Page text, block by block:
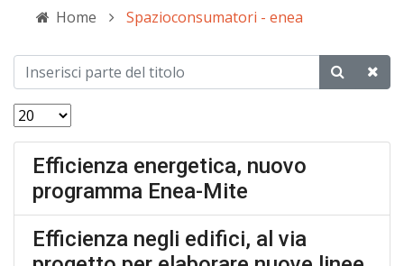
Home Spazioconsumatori - enea
Efficienza energetica, nuovo
programma Enea-Mite
Efficienza negli edifici, al via